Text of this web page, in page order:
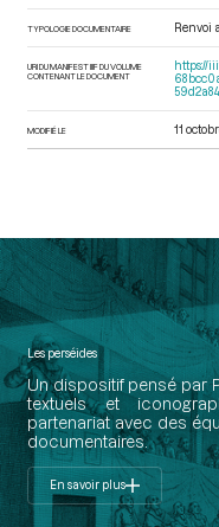
TYPOLOGIE DOCUMENTAIRE Renvoi
URI DU MANIFEST IIIF DU VOLUME
CONTENANT LE DOCUMENT
https://
MODIFIÉ LE 11
Les perséides
Un dispositif pensé par
textuels et
partenariat avec des
documentaires.
En savoir plus